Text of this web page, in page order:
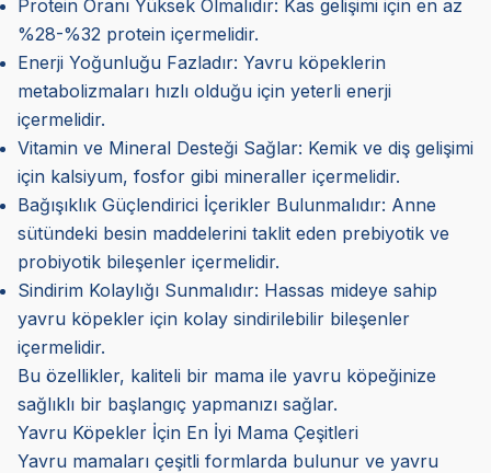
Protein Oranı Yüksek Olmalıdır: Kas gelişimi için en az
%28-%32 protein içermelidir.
Enerji Yoğunluğu Fazladır: Yavru köpeklerin
metabolizmaları hızlı olduğu için yeterli enerji
içermelidir.
Vitamin ve Mineral Desteği Sağlar: Kemik ve diş gelişimi
için kalsiyum, fosfor gibi mineraller içermelidir.
Bağışıklık Güçlendirici İçerikler Bulunmalıdır: Anne
sütündeki besin maddelerini taklit eden prebiyotik ve
probiyotik bileşenler içermelidir.
Sindirim Kolaylığı Sunmalıdır: Hassas mideye sahip
yavru köpekler için kolay sindirilebilir bileşenler
içermelidir.
Bu özellikler, kaliteli bir mama ile yavru köpeğinize
sağlıklı bir başlangıç yapmanızı sağlar.
Yavru Köpekler İçin En İyi Mama Çeşitleri
Yavru mamaları çeşitli formlarda bulunur ve yavru